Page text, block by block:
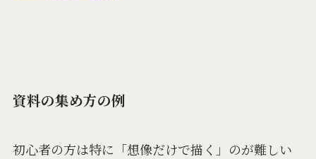
資料の集め方の例
初心者の方は特に「想像だけで描く」のが難しい